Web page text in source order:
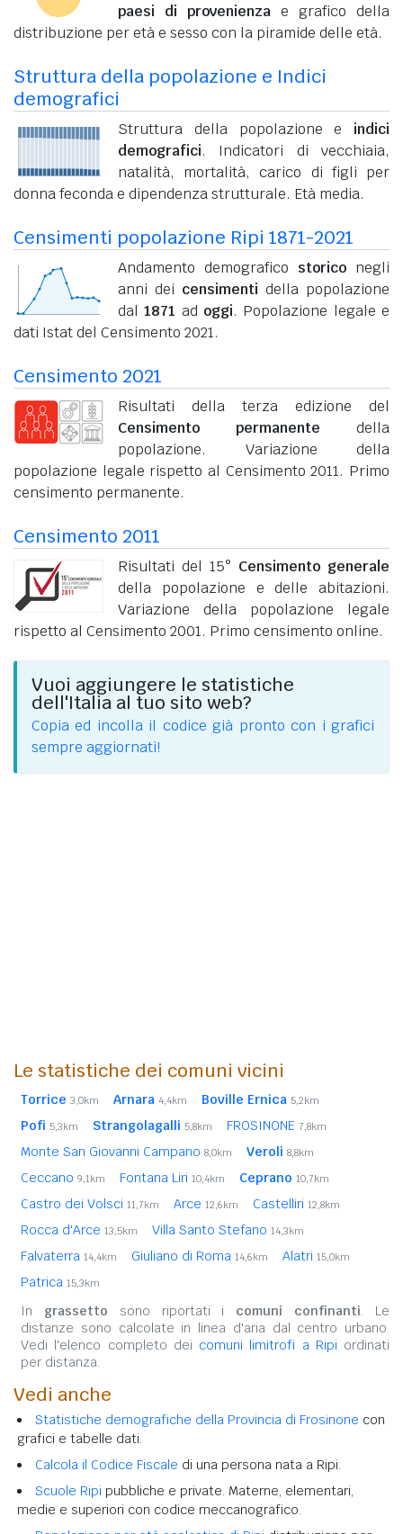
paesi di provenienza e grafico della
distribuzione per età e sesso con la piramide delle età.
Struttura della popolazione e Indici
demografici
Struttura della popolazione e indici
demografici. Indicatori di vecchiaia,
natalità, mortalità, carico di figli per
donna feconda e dipendenza strutturale. Età media.
Censimenti popolazione Ripi 1871-2021
Andamento demografico storico negli
anni dei censimenti della popolazione
dal1871 ad oggi. Popolazione legale e
dati Istat del Censimento 2021.
Censimento 2021
Risultati della terza edizione del
Censimento permanente della
popolazione. Variazione della
popolazione legale rispetto al Censimento 2011. Primo
censimento permanente.
Censimento 2011
Risultati del 15° Censimento generale
della popolazione e delle abitazioni.
Variazione della popolazione legale
rispetto al Censimento 2001. Primo censimento online.
Vuoi aggiungere le statistiche
dell'Italia al tuo sito web?
Copia ed incolla il codice già pronto con i grafici
sempre aggiornati!
Le statistiche dei comuni vicini
Torrice 3,0km Arnara 4,4km Boville Ernica 5,2km
Pofi 5,3km Strangolagalli 5,8km FROSINONE 7,8km
Monte San Giovanni Campano 8,0km Veroli 8,8km
Ceccano 9,1km Fontana Liri 10,4km Ceprano 10,7km
Castro dei Volsci 11,7km Arce 12,6km Castelliri 12,8km
Rocca d'Arce 13,5km Villa Santo Stefano 14,3km
Falvaterra 14,4km Giuliano di Roma 14,6km Alatri 15,0km
Patrica 15,3km
In grassetto sono riportati i comuni confinanti. Le
distanze sono calcolate in linea d'aria dal centro urbano.
Vedi l'elenco completo dei comuni limitrofi a Ripi ordinati
per distanza.
Vedi anche
Statistiche demografiche della Provincia di Frosinone con
grafici e tabelle dati.
Calcola il Codice Fiscale di una persona nata a Ripi.
Scuole Ripi pubbliche e private. Materne, elementari,
medie e superiori con codice meccanografico.